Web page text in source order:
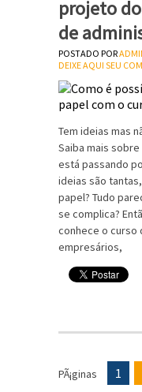
projeto
de
POSTADO POR
DEIXE AQUI SEU
Tem ideias mas
Saiba mais
está passando
ideias são
papel? Tudo
se complica?
conhece o curso
empresários,
PÃ¡ginas 1